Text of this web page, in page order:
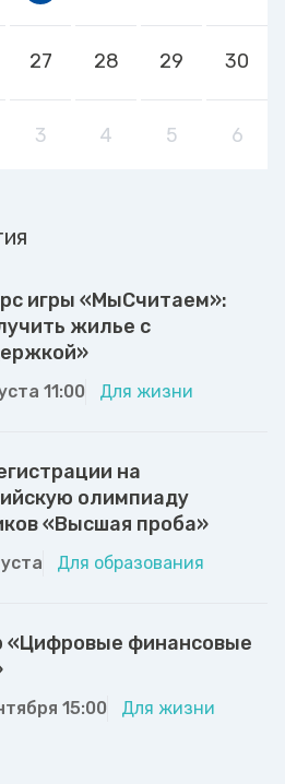
27 28 29 30
3 4 5 6
игры «МыСчитаем»:
жилье с
11:00 Для жизни
на
олимпиаду
«Высшая проба»
Для образования
«Цифровые финансовые
15:00 Для жизни